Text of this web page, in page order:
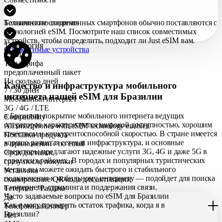
Большинство современных смартфонов обычно поставляются с
технологией eSIM. Посмотрите наш список совместимых
устройств, чтобы определить, подходит ли Just eSIM вам.
Совместимые устройства
Технические сведения
Технология
eSIM
Тип тарифа
предоплаченный пакет
На сколько дней
7 / 30 дней
Мобильный интернет
3G / 4G / LTE
Compatibility
All smartphones with eSIM technology enabled
Поставка продукта
в приложении / по еmail
Срок доставки
сразу после покупки
Установка
сканирование QR-кода для активации
Тетеринг / Раздача
Да
Телефонный номер
Нет
Качество и инфраструктура мобильного
интернета нашей eSIM для Бразилии
в Бразилии покрытие мобильного интернета ведущих
операторов характеризуется широкой доступностью, хорошим
качеством и конкурентоспособной скоростью. В стране имеется
хорошо развитая сетевая инфраструктура, и основные
операторы предлагают надежные услуги 3G, 4G и даже 5G в
городских районах. В городах и популярных туристических
местах вы можете ожидать быстрого и стабильного
подключения к мобильному интернету — подойдет для поиска
в интернете, стриминга и поддержания связи.
Часто задаваемые вопросы по eSIM для Бразилии
Как я могу проверить остаток трафика, когда я в
Бразилии?